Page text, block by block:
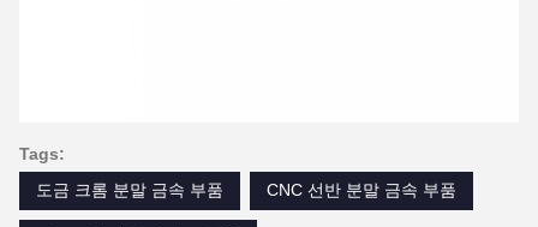
Tags:
도금 크롬 분말 금속 부품
CNC 선반 분말 금속 부품